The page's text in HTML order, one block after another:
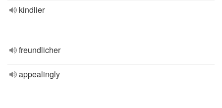
kindlier
freundlicher
appealingly